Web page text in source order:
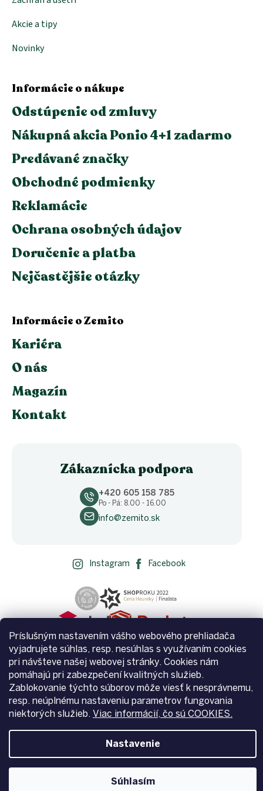
Príslušným nastavením vášho webového prehliadača
vyjadrujete súhlas, resp. nesúhlas s využívaním cookies
pri návšteve našej webovej stránky. Cookies nám
pomáhajú pri zabezpečení kvalitných služieb.
Zablokovanie týchto súborov môže viesť k nesprávnemu,
resp. neúplnému nastaveniu parametrov fungovania
niektorých služieb. Viac informácií, čo sú COOKIES.
Nastavenie
Súhlasím
Akcie a tipy
Novinky
Informácie o nákupe
Odstúpenie od zmluvy
Nákupná akcia Ponio 4+1 zadarmo
Predávané značky
Obchodné podmienky
Reklamácie
Ochrana osobných údajov
Doručenie a platba
Nejčastějšie otázky
Informácie o Zemito
Kariéra
O nás
Magazín
Kontakt
Zákaznícka podpora
+420 605 158 785
Po - Pá: 8.00 - 16.00
info@zemito.sk
Instagram Facebook
Vytvoril Shoptet
Copyright 2026Zemito.sk. Všetky práva vyhradené.Upraviť
nastavenie cookies